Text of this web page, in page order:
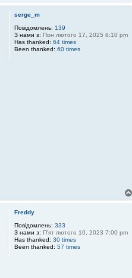
serge_m
Повідомлень: 139
З нами з: Пон лютого 17, 2025 8:10 pm
Has thanked: 64 times
Been thanked: 60 times
Freddy
Повідомлень: 333
З нами з: П'ят лютого 10, 2023 7:00 pm
Has thanked: 30 times
Been thanked: 57 times